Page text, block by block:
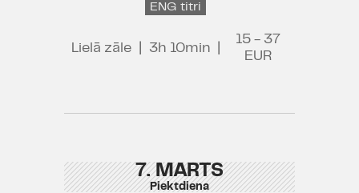
ENG titri
Lielā zāle 3h 10min
15 - 37
EUR
7. MARTS
Piektdiena